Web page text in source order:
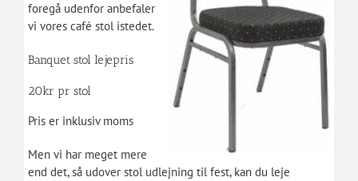
foregå udenfor anbefaler
vi vores café stol istedet.
Banquet stol lejepris
20kr pr stol
Pris er inklusiv moms
Men vi har meget mere
end det, så udover stol udlejning til fest, kan du leje